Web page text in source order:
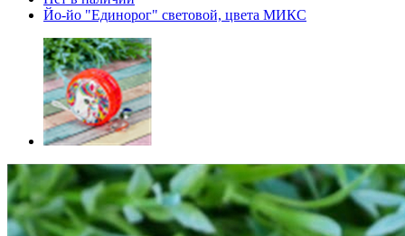
Йо-йо "Единорог" световой, цвета МИКС